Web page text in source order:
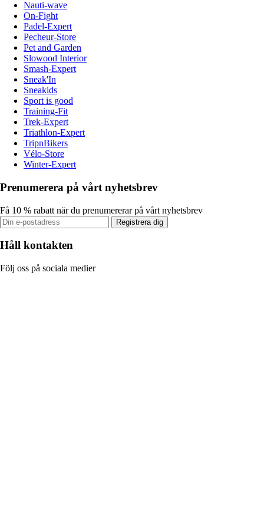
Nauti-wave
On-Fight
Padel-Expert
Pecheur-Store
Pet and Garden
Slowood Interior
Smash-Expert
Sneak'In
Sneakids
Sport is good
Training-Fit
Trek-Expert
Triathlon-Expert
TripnBikers
Vélo-Store
Winter-Expert
Prenumerera på vårt nyhetsbrev
Få 10 % rabatt när du prenumererar på vårt nyhetsbrev
Registrera dig
Håll kontakten
Följ oss på sociala medier